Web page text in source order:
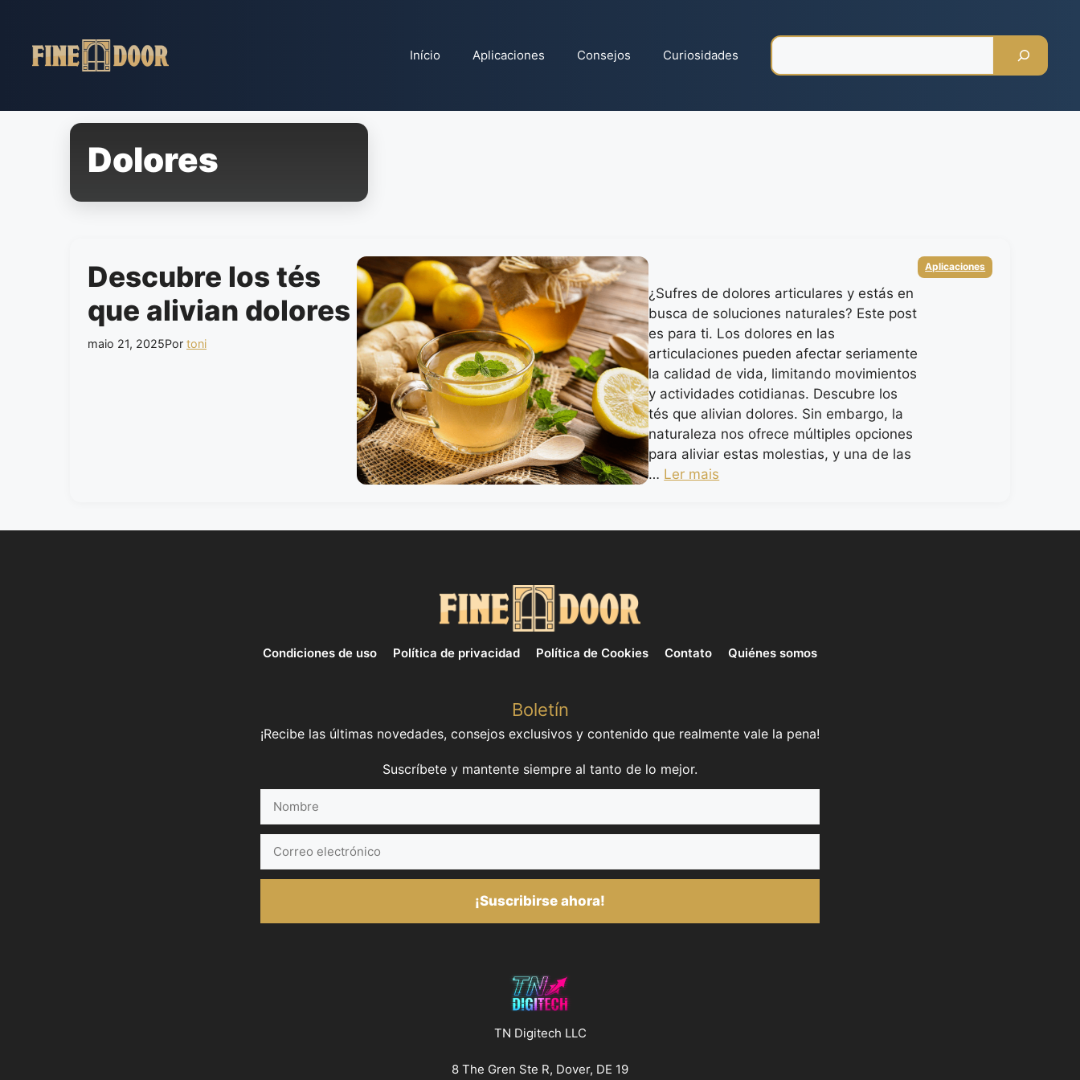
conteúdo
Início Aplicaciones Consejos Curiosidades
Dolores
Descubre los tés
que alivian dolores
maio 21, 2025Por toni
¿Sufres de dolores articulares y estás en
busca de soluciones naturales? Este post
es para ti. Los dolores en las
articulaciones pueden afectar seriamente
la calidad de vida, limitando movimientos
y actividades cotidianas. Descubre los
tés que alivian dolores. Sin embargo, la
naturaleza nos ofrece múltiples opciones
para aliviar estas molestias, y una de las
… Ler mais
Categorias
Aplicaciones
Condiciones de uso Política de privacidad Política de Cookies Contato Quiénes somos
Boletín
¡Recibe las últimas novedades, consejos exclusivos y contenido que realmente vale la pena!
Suscríbete y mantente siempre al tanto de lo mejor.
electrónico
¡Suscribirse ahora!
TN Digitech LLC
8 The Gren Ste R, Dover, DE 19